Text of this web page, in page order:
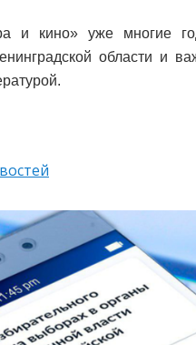
и кино» уже многие
области и